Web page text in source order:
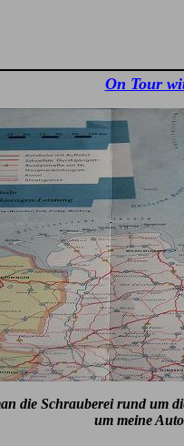
On Tour
die Schrauberei rund um
um meine